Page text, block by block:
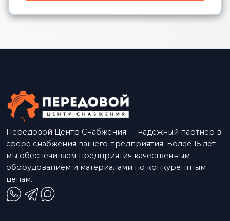
Передовой Центр Снабжения — надежный партнер в
сфере снабжения вашего предприятия. Более 15 лет
мы обеспечиваем предприятия качественным
оборудованием и материалами по конкурентным
ценам.